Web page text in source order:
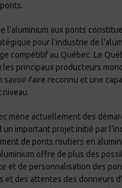
l'aluminium aux ponts
pour l'industrie de
compétitif au Québec. Le
principaux producteurs
savoir-faire reconnu et une
niveau.
mène actuellement des
important projet initié par
de ponts routiers en
offre de plus des
et de personnalisation des
et des attentes des donneurs